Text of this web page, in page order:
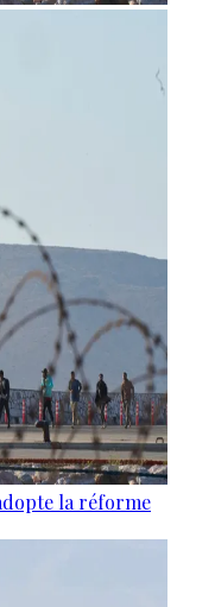
la réforme